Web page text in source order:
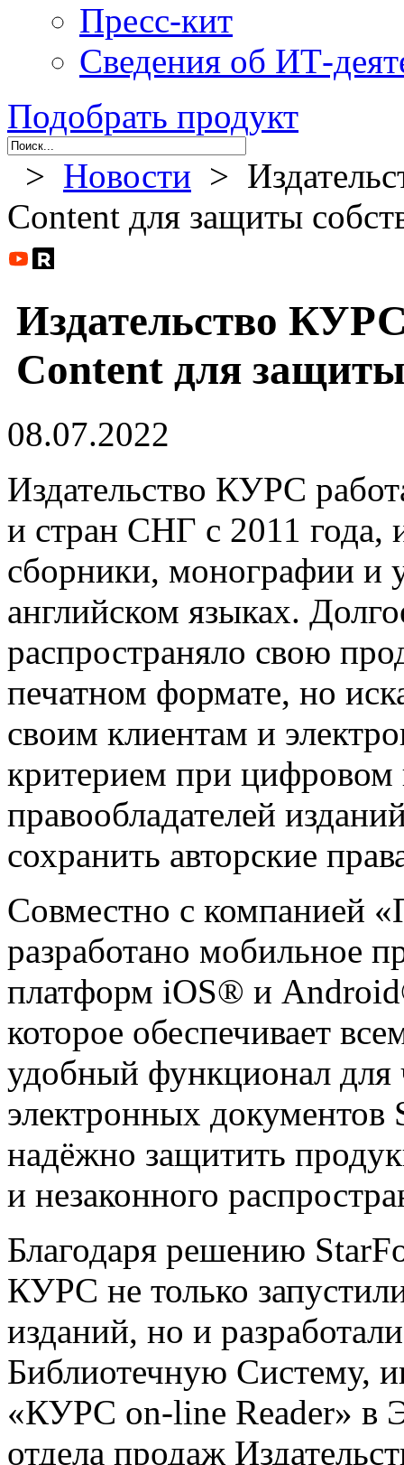
Пресс-кит
Сведения об ИТ-
Подобрать продукт
> Новости >
Content для защиты
Издательство
Content для
08.07.2022
Издательство КУРС
и стран СНГ с 2011 года,
сборники, монографии и
английском языках.
распространяло свою
печатном формате, но
своим клиентам и
критерием при цифровом
правообладателей
сохранить авторские
Совместно с компанией
разработано мобильное
платформ iOS® и
которое обеспечивает
удобный функционал для
электронных документов
надёжно защитить
и незаконного
Благодаря решению
КУРС не только
изданий, но и
Библиотечную Систему,
«КУРС on-line Reader» в
отдела продаж